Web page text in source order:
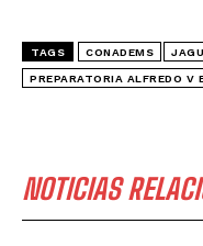
TAGS CONADEMS
PREPARATORIA ALFREDO V
NOTICIAS